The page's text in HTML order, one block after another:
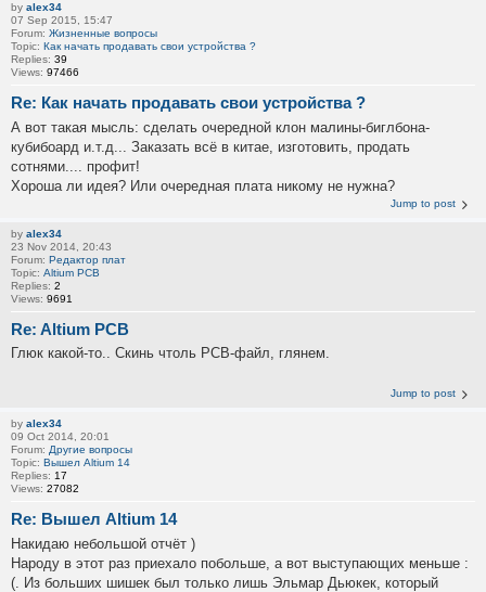
by alex34
07 Sep 2015, 15:47
Forum: Жизненные вопросы
Topic: Как начать продавать свои устройства ?
Replies: 39
Views: 97466
Re: Как начать продавать свои устройства ?
А вот такая мысль: сделать очередной клон малины-биглбона-
кубибоард и.т.д... Заказать всё в китае, изготовить, продать
сотнями.... профит!
Хороша ли идея? Или очередная плата никому не нужна?
Jump to post
by alex34
23 Nov 2014, 20:43
Forum: Редактор плат
Topic: Altium PCB
Replies: 2
Views: 9691
Re: Altium PCB
Глюк какой-то.. Скинь чтоль PCB-файл, глянем.
Jump to post
by alex34
09 Oct 2014, 20:01
Forum: Другие вопросы
Topic: Вышел Altium 14
Replies: 17
Views: 27082
Re: Вышел Altium 14
Накидаю небольшой отчёт )
Народу в этот раз приехало побольше, а вот выступающих меньше :
(. Из больших шишек был только лишь Эльмар Дьюкек, который